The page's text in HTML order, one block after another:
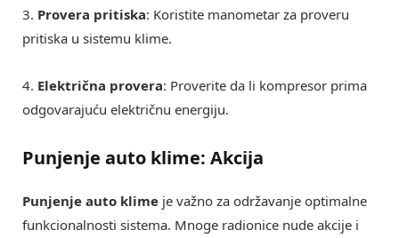
3. Provera pritiska: Koristite manometar za proveru
pritiska u sistemu klime.
4. Električna provera: Proverite da li kompresor prima
odgovarajuću električnu energiju.
Punjenje auto klime: Akcija
Punjenje auto klime je važno za održavanje optimalne
funkcionalnosti sistema. Mnoge radionice nude akcije i